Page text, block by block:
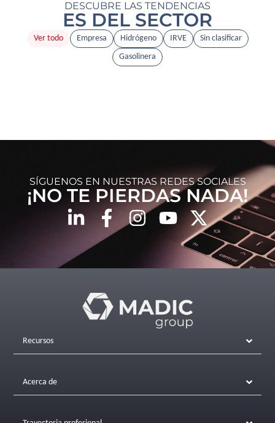
DESCUBRE LAS TENDENCIAS
ES DEL SECTOR
Empresa Hidrógeno IRVE
Sin clasificar
Gasolinera
Ver todo
SÍGUENOS EN NUESTRAS REDES SOCIALES
¡NO TE PIERDAS NADA!
Recursos
Acerca de